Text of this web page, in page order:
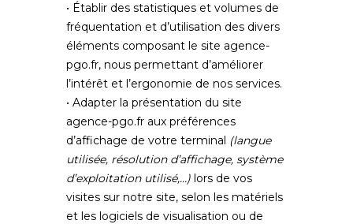
• Établir des statistiques et volumes de
fréquentation et d’utilisation des divers
éléments composant le site agence-
pgo.fr, nous permettant d’améliorer
l’intérêt et l’ergonomie de nos services.
• Adapter la présentation du site
agence-pgo.fr aux préférences
d’affichage de votre terminal (langue
utilisée, résolution d’affichage, système
d’exploitation utilisé,…) lors de vos
visites sur notre site, selon les matériels
et les logiciels de visualisation ou de